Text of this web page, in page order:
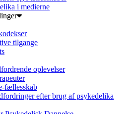
i medierne
tilgange
oplevelser
fællesskab
efter brug af psykedelika